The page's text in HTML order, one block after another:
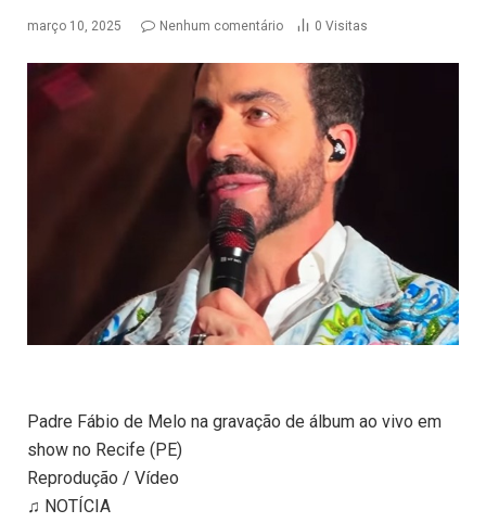
março 10, 2025 Nenhum comentário 0 Visitas
Padre Fábio de Melo na gravação de álbum ao vivo em
show no Recife (PE)
Reprodução / Vídeo
♫ NOTÍCIA